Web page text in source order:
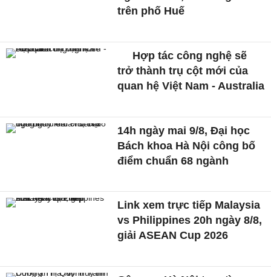
trên phố Huế
Hợp tác công nghệ sẽ
trở thành trụ cột mới của
quan hệ Việt Nam - Australia
14h ngày mai 9/8, Đại học
Bách khoa Hà Nội công bố
điểm chuẩn 68 ngành
Link xem trực tiếp Malaysia
vs Philippines 20h ngày 8/8,
giải ASEAN Cup 2026